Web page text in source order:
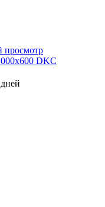
просмотр
DKC